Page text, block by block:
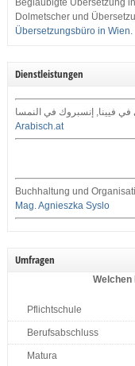
Beglaubigte Übersetzung
Dolmetscher und
Übersetzungsbüro in Wien.
Dienstleistungen
فيينا, إنسبروك في النمسا
Arabisch.at
Buchhaltung und
Mag. Agnieszka Syslo
Umfragen
Pflichtschule
Berufsabschluss
Matura